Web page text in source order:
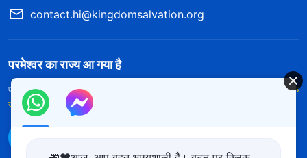
contact.hi@kingdomsalvation.org
परमेश्वर का राज्य आ गया है
परमेश्वर का राज्य पृथ्वी पर आ गया है! क्या आप इसमें प्रवेश करना चाहते हैं?
और अधिक
जानें